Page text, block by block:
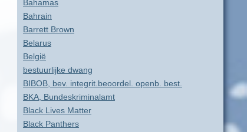
Bahamas
Bahrain
Barrett Brown
Belarus
België
bestuurlijke dwang
BIBOB, bev. integrit.beoordel. openb. best.
BKA, Bundeskriminalamt
Black Lives Matter
Black Panthers